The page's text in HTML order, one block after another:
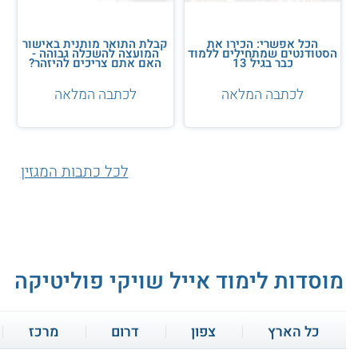
הכל אפשרי: הכירו את
הסטודנטים שמתחילים ללמוד
כבר בגיל 13
לכתבה המלאה
קבלת התואר מותנית באישור
המועצה להשכלה גבוהה -
האם אתם צריכים להיזהר?
לכתבה המלאה
לכל כתבות המגזין
מוסדות לימוד אייל שויקי פוליטיקה
כל הארץ צפון דרום מרכז